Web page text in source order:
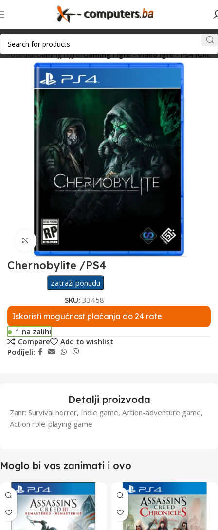
Početna Gaming i igre Gaming i igre - Video igre - PS4 IGRE
Click to enlarge
Chernobylite /PS4
Zatraži ponudu
SKU: 33458
Iskoristi mogućnost plaćanja do 24 rate
1 na zalihi
Compare
Add to wishlist
Podijeli:
Detalji proizvoda
Zanr: Survival horror, Indie game, Action-adventure game,
Action role-playing game
Moglo bi vas zanimati i ovo